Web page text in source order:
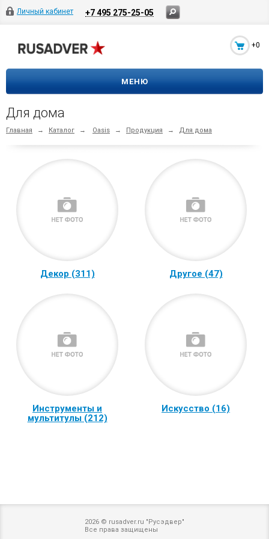
Личный кабинет +7 495 275-25-05
+0
МЕНЮ
Для дома
Главная → Каталог → Oasis → Продукция → Для дома
Декор (311) Другое (47)
Инструменты и
мультитулы (212)
Искусство (16)
2026 © rusadver.ru "Русэдвер"
Все права защищены